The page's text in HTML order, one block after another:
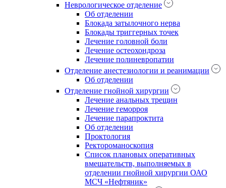
Неврологическое отделение
Об отделении
Блокада затылочного нерва
Блокады триггерных точек
Лечение головной боли
Лечение остеохондроза
Лечение полиневропатии
Отделение анестезиологии и реанимации
Об отделении
Отделение гнойной хирургии
Лечение анальных трещин
Лечение геморроя
Лечение парапроктита
Об отделении
Проктология
Ректороманоскопия
Список плановых оперативных
вмешательств, выполняемых в
отделении гнойной хирургии ОАО
МСЧ «Нефтяник»